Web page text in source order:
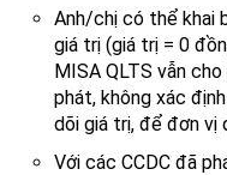
Anh/chị có thể khai
giá trị (giá trị = 0
MISA QLTS vẫn
phát, không xác
dõi giá trị, để đơn vị
Với các CCDC đã